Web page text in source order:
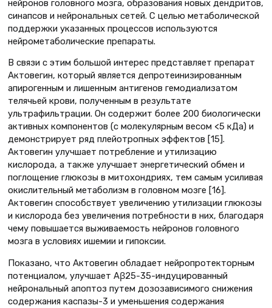
нейронов головного мозга, образования новых дендритов,
синапсов и нейрональных сетей. С целью метаболической
поддержки указанных процессов используются
нейрометаболические препараты.
В связи c этим большой интерес представляет препарат
Актовегин, который является депротеинизированным
апирогенным и лишенным антигенов гемодиализатом
телячьей крови, полученным в результате
ультрафильтрации. Он содержит более 200 биологически
активных компонентов (с молекулярным весом <5 кДа) и
демонстрирует ряд плейотропных эффектов [15].
Актовегин улучшает потребление и утилизацию
кислорода, а также улучшает энергетический обмен и
поглощение глюкозы в митохондриях, тем самым усиливая
окислительный метаболизм в головном мозге [16].
Актовегин способствует увеличению утилизации глюкозы
и кислорода без увеличения потребности в них, благодаря
чему повышается выживаемость нейронов головного
мозга в условиях ишемии и гипоксии.
Показано, что Актовегин обладает нейропротекторным
потенциалом, улучшает Aβ25-35-индуцированный
нейрональный апоптоз путем дозозависимого снижения
содержания каспазы-3 и уменьшения содержания